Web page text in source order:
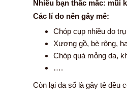
Nhiều bạn thắc mắc: mũi
Các lí do nên gây mê:
Chóp cụp nhiều do
Xương gồ, bè rộng,
Chóp quá mỏng da,
….
Còn lại đa số là gây tê đều